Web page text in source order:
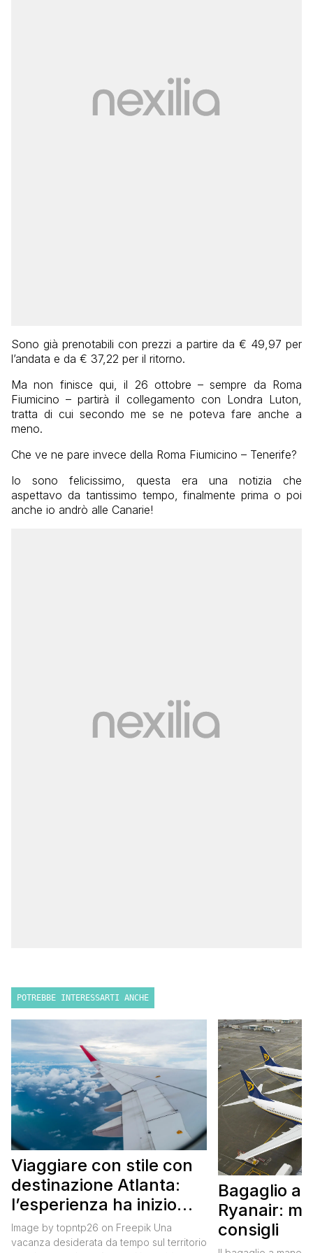
Sono già prenotabili con prezzi a partire da € 49,97 per
l’andata e da € 37,22 per il ritorno.
Ma non finisce qui, il 26 ottobre – sempre da Roma
Fiumicino – partirà il collegamento con Londra Luton,
tratta di cui secondo me se ne poteva fare anche a
meno.
Che ve ne pare invece della Roma Fiumicino – Tenerife?
Io sono felicissimo, questa era una notizia che
aspettavo da tantissimo tempo, finalmente prima o poi
anche io andrò alle Canarie!
POTREBBE INTERESSARTI ANCHE
Viaggiare con stile con
destinazione Atlanta:
l’esperienza ha inizio
con un volo Air France
Image by topntp26 on Freepik Una
vacanza desiderata da tempo sul territorio
Bagaglio a
Ryanair:
consigli